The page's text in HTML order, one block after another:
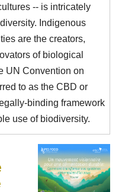
-- is intricately
Indigenous
are the creators,
of biological
UN Convention on
to as the CBD or
binding framework
use of biodiversity.